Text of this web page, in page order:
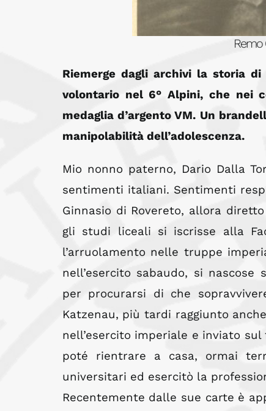
Remo
Riemerge dagli archivi la storia di
volontario nel 6° Alpini, che nei
medaglia d’argento VM. Un
manipolabilità dell’adolescenza.
Mio nonno paterno, Dario Dalla
sentimenti italiani. Sentimenti
Ginnasio di Rovereto, allora
gli studi liceali si iscrisse alla
l’arruolamento nelle truppe
nell’esercito sabaudo, si
per procurarsi di che
Katzenau, più tardi raggiunto
nell’esercito imperiale e inviato
poté rientrare a casa, ormai
universitari ed esercitò la
Recentemente dalle sue carte è